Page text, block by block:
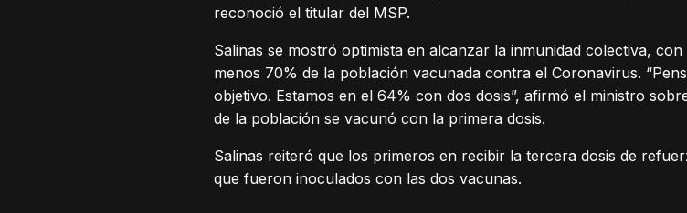
reconoció el titular del MSP.
Salinas se mostró optimista en alcanzar la inmunidad colectiva,
menos 70% de la población vacunada contra el Coronavirus.
objetivo. Estamos en el 64% con dos dosis”, afirmó el ministro
de la población se vacunó con la primera dosis.
Salinas reiteró que los primeros en recibir la tercera dosis de
que fueron inoculados con las dos vacunas.